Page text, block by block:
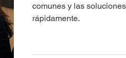
comunes y las
rápidamente.